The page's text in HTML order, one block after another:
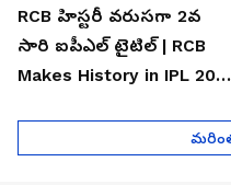
RCB హిస్టరీ వరుసగా 2వ
సారి ఐపీఎల్ టైటిల్ | RCB
Makes History in IPL 2026